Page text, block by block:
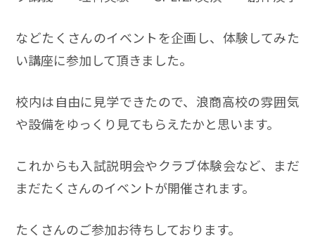
などたくさんのイベントを企画し、体験してみた
い講座に参加して頂きました。
校内は自由に見学できたので、浪商高校の雰囲気
や設備をゆっくり見てもらえたかと思います。
これからも入試説明会やクラブ体験会など、まだ
まだたくさんのイベントが開催されます。
たくさんのご参加お待ちしております。